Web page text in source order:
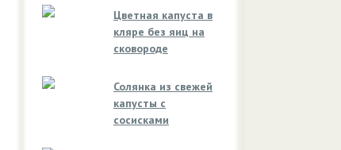
Цветная капуста в
кляре без яиц на
сковороде
Солянка из свежей
капусты с
сосисками